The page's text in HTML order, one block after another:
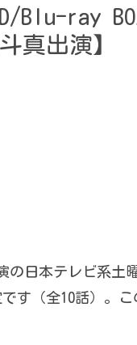
Blu-ray
真出演】
の日本テレビ系
す（全10話）。